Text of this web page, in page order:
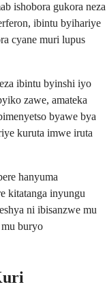
ishobora gukora neza
ibintu byihariye
cyane muri lupus
ibintu byinshi iyo
zawe, amateka
byawe bya
kuruta imwe iruta
hanyuma
kitatanga inyungu
ni ibisanzwe mu
buryo